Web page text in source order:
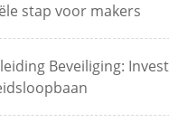
stap voor makers
Beveiliging: